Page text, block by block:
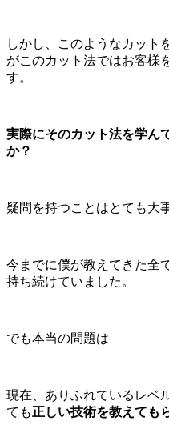
しかし、このようなカット
がこのカット法ではお客様
す。
実際にそのカット法を学ん
か？
疑問を持つことはとても大
今までに僕が教えてきた全
持ち続けていました。
でも本当の問題は
現在、ありふれているレベ
ても正しい技術を教えても